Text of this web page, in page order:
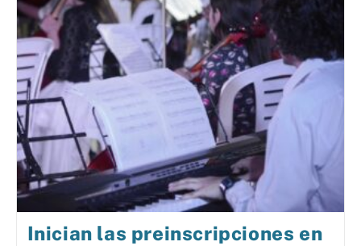
Inician las preinscripciones en